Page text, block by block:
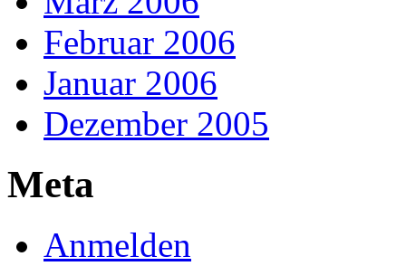
Februar 2006
Januar 2006
Dezember 2005
Meta
Anmelden